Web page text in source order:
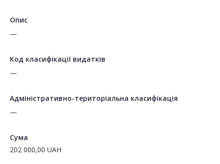
Опис
—
Код класифікації видатків
—
Адміністративно-територіальна класифікація
—
Сума
202 000,00 UAH